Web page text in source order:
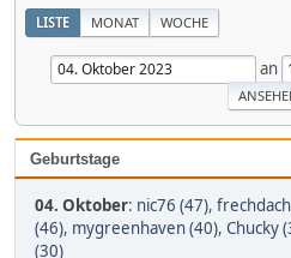
LISTE MONAT WOCHE
an
Geburtstage
04. Oktober: nic76 (47),
(46), mygreenhaven (40), Chucky
(30)